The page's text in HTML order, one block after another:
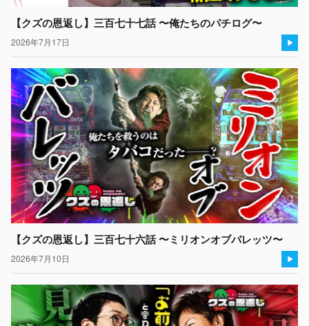
【クズの恩返し】三百七十七話 〜俺たちのパチログ〜
2026年7月17日
【クズの恩返し】三百七十六話 〜ミリオンオブバレッツ〜
2026年7月10日